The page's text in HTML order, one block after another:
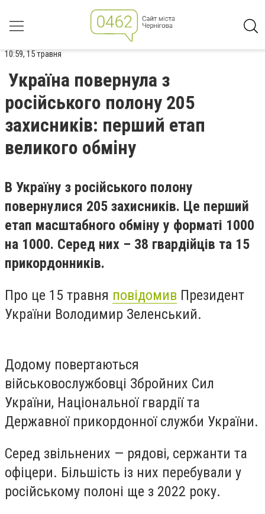
10:59, 15 травня
Україна повернула з
російського полону 205
захисників: перший етап
великого обміну
В Україну з російського полону
повернулися 205 захисників. Це перший
етап масштабного обміну у форматі 1000
на 1000. Серед них – 38 гвардійців та 15
прикордонників.
Про це 15 травня повідомив Президент
України Володимир Зеленський.
Додому повертаються
військовослужбовці Збройних Сил
України, Національної гвардії та
Державної прикордонної служби України.
Серед звільнених — рядові, сержанти та
офіцери. Більшість із них перебували у
російському полоні ще з 2022 року.